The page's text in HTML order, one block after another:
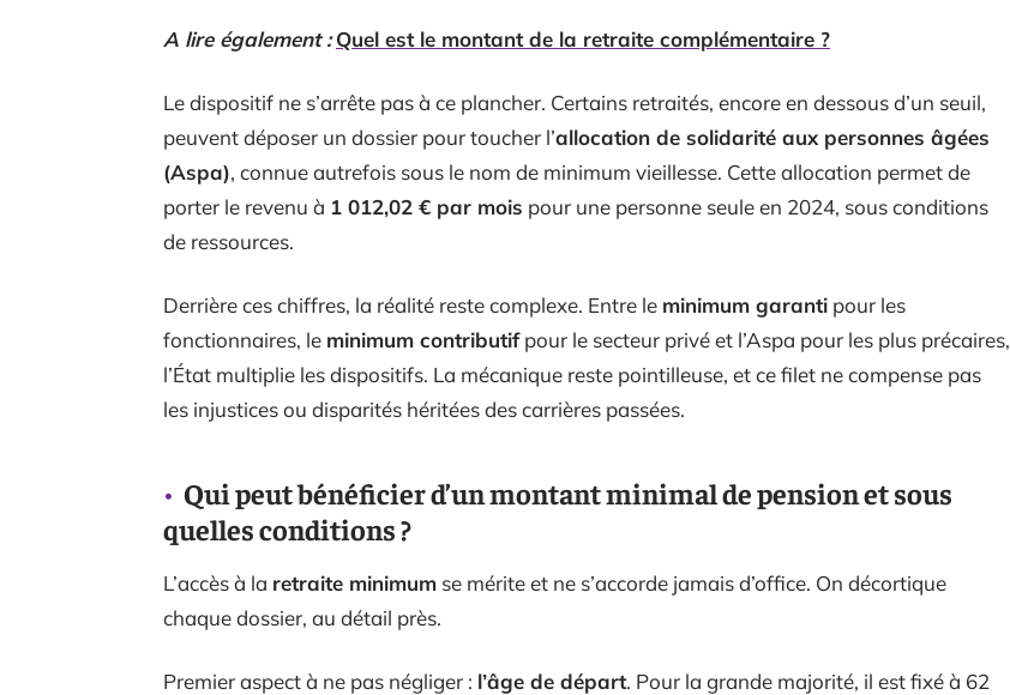
A lire également : Quel est le montant de la retraite complémentaire ?
Le dispositif ne s’arrête pas à ce plancher. Certains retraités, encore en dessous d’un seuil,
peuvent déposer un dossier pour toucher l’allocation de solidarité aux personnes âgées
(Aspa), connue autrefois sous le nom de minimum vieillesse. Cette allocation permet de
porter le revenu à 1 012,02 € par mois pour une personne seule en 2024, sous conditions
de ressources.
Derrière ces chiffres, la réalité reste complexe. Entre le minimum garanti pour les
fonctionnaires, le minimum contributifpour le secteur privé et l’Aspa pour les plus précaires,
l’État multiplie les dispositifs. La mécanique reste pointilleuse, et ce filet ne compense pas
les injustices ou disparités héritées des carrières passées.
Qui peut bénéficier d’un montant minimal de pension et sous
quelles conditions ?
L’accès à la retraite minimum se mérite et ne s’accorde jamais d’office. On décortique
chaque dossier, au détail près.
Premier aspect à ne pas négliger : l’âge de départ. Pour la grande majorité, il est fixé à 62